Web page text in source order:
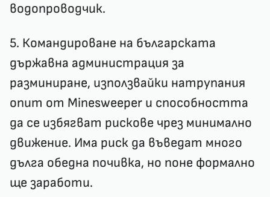
водопроводчик.
5. Командироване на българската
държавна администрация за
разминиране, използвайки натрупания
опит от Minesweeper и способността
да се избягват рискове чрез минимално
движение. Има риск да въведат много
дълга обедна почивка, но поне формално
ще заработи.